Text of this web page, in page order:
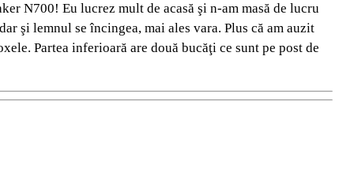
N700! Eu lucrez mult de acasă şi n-am masă de lucru
şi lemnul se încingea, mai ales vara. Plus că am auzit
Partea inferioară are două bucăţi ce sunt pe post de